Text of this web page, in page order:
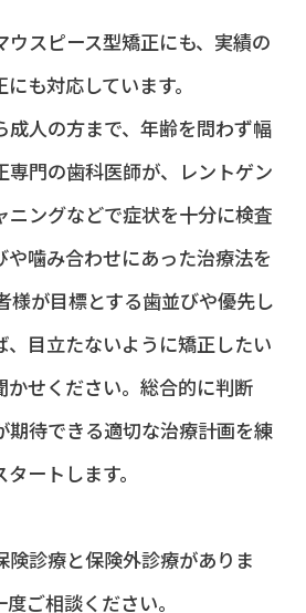
ウスピース型矯正にも、実績の
も対応しています。
成人の方まで、年齢を問わず幅
専門の歯科医師が、レントゲン
ニングなどで症状を十分に検査
や噛み合わせにあった治療法を
様が目標とする歯並びや優先し
、目立たないように矯正したい
かせください。総合的に判断
期待できる適切な治療計画を練
ートします。
診療と保険外診療がありま
ご相談ください。